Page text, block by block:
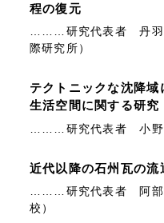
程の復元
………研究代表者 丹羽
際研究所）
テクトニックな沈降
生活空間に関する研究
………研究代表者 小野
近代以降の石州瓦の
………研究代表者 阿部
校）